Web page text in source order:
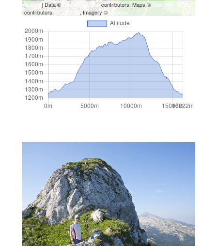
Leaflet| Data ©OpenStreetMapcontributors, Maps © OpenStreetMap
contributors, CC-BY-SA, Imagery ©Mapbox